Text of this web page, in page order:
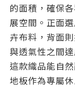
的面積，確保
展空間。正面
卉布料，背面
與透氣性之間
這款織品能自
地板作為專屬